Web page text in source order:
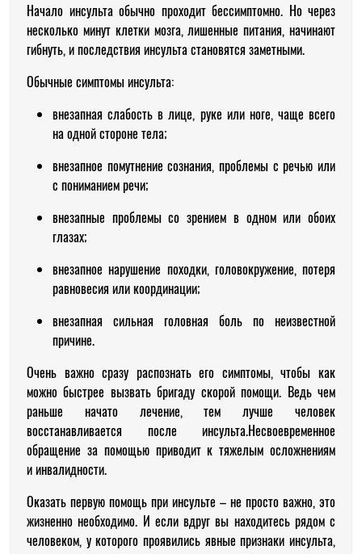
Начало инсульта обычно проходит бессимптомно. Но через
несколько минут клетки мозга, лишенные питания, начинают
гибнуть, и последствия инсульта становятся заметными.
Обычные симптомы инсульта:
внезапная слабость в лице, руке или ноге, чаще всего
на одной стороне тела;
внезапное помутнение сознания, проблемы с речью или
с пониманием речи;
внезапные проблемы со зрением в одном или обоих
глазах;
внезапное нарушение походки, головокружение, потеря
равновесия или координации;
внезапная сильная головная боль по неизвестной
причине.
Очень важно сразу распознать его симптомы, чтобы как
можно быстрее вызвать бригаду скорой помощи. Ведь чем
раньше начато лечение, тем лучше человек
восстанавливается после инсульта.Несвоевременное
обращение за помощью приводит к тяжелым осложнениям
и инвалидности.
Оказать первую помощь при инсульте – не просто важно, это
жизненно необходимо. И если вдруг вы находитесь рядом с
человеком, у которого проявились явные признаки инсульта,